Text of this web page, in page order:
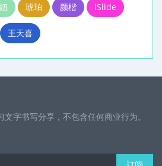
琥珀 颜楷 iSlide
王天喜
字书写分享，不包含任何商业行为。